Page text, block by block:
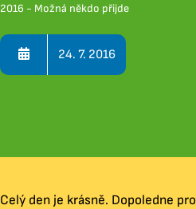
2016 - Možná někdo přijde
24. 7. 2016
Celý den je krásně. Dopoledne